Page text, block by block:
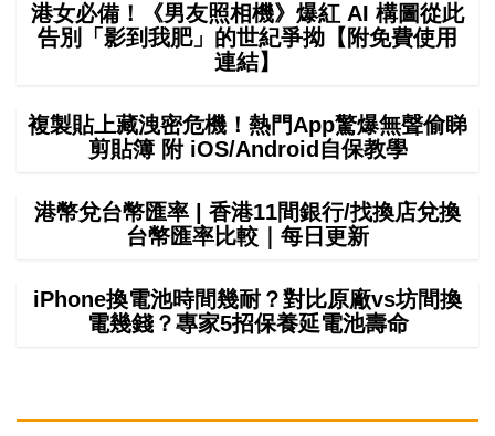
港女必備！《男友照相機》爆紅 AI 構圖從此
告別「影到我肥」的世紀爭拗【附免費使用
連結】
複製貼上藏洩密危機！熱門App驚爆無聲偷睇
剪貼簿 附 iOS/Android自保教學
港幣兌台幣匯率 | 香港11間銀行/找換店兌換
台幣匯率比較｜每日更新
iPhone換電池時間幾耐？對比原廠vs坊間換
電幾錢？專家5招保養延電池壽命